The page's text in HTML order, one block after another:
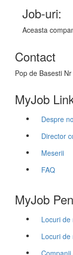
Job-uri:
Aceasta
Contact
Pop de Basesti
MyJob
Despre
Director
Meserii
FAQ
MyJob
Locuri de
Locuri de